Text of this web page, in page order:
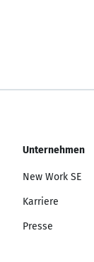
Unternehmen
New Work SE
Karriere
Presse